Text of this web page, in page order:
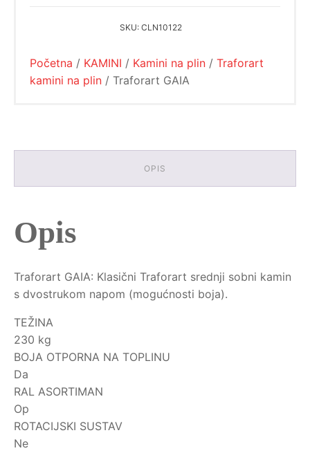
SKU: CLN10122
Početna / KAMINI / Kamini na plin / Traforart
kamini na plin / Traforart GAIA
OPIS
Opis
Traforart GAIA: Klasični Traforart srednji sobni kamin
s dvostrukom napom (mogućnosti boja).
TEŽINA
230 kg
BOJA OTPORNA NA TOPLINU
Da
RAL ASORTIMAN
Op
ROTACIJSKI SUSTAV
Ne